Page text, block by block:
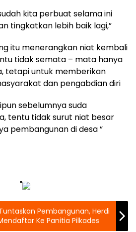
kita perbuat selama ini
tingkatkan lebih baik lagi,”
itu menerangkan niat kembali
tidak semata – mata hanya
tetapi untuk memberikan
dan pengabdian diri
sebelumnya suda
tentu tidak surut niat besar
pembangunan di desa ”
"
Pembangunan, Herdi
Ke Panitia Pilkades